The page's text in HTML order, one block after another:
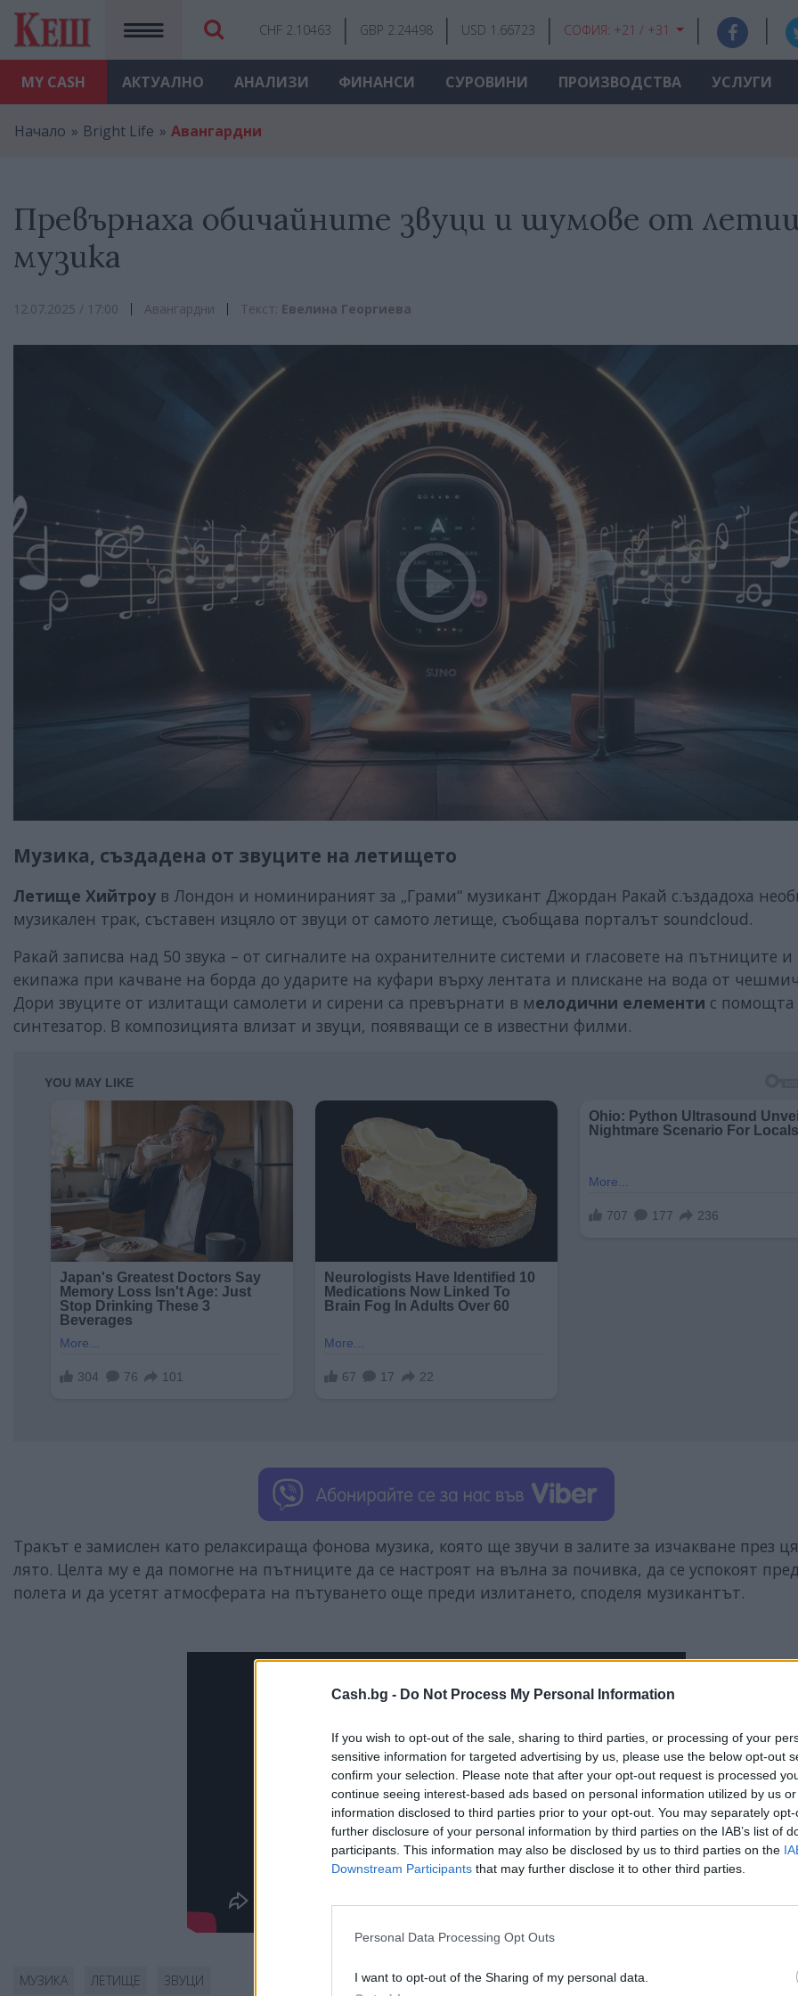
Cash.bg - Do Not Process My Personal Information
If you wish to opt-out of the sale, sharing to third parties, or processing of your
sensitive information for targeted advertising by us, please use the below opt-out
confirm your selection. Please note that after your opt-out request is processed
continue seeing interest-based ads based on personal information utilized by us
information disclosed to third parties prior to your opt-out. You may separately
further disclosure of your personal information by third parties on the IAB’s list of
participants. This information may also be disclosed by us to third parties on the
Downstream Participants that may further disclose it to other third parties.
Personal Data Processing Opt Outs
I want to opt-out of the Sharing of my personal data.
MY CASH
CHF 2.10463 GBP 2.24498 USD 1.66723 СОФИЯ: +21 / +31
АКТУАЛНО АНАЛИЗИ ФИНАНСИ СУРОВИНИ ПРОИЗВОДСТВА УСЛУГИ
Начало Bright Life Авангардни
Превърнаха обичайните звуци и шумове от
музика
12.07.2025 / 17:00 Авангардни Текст: Евелина Георгиева
Музика, създадена от звуците на летището
Летище Хийтроу в Лондон и номинираният за „Грами“ музикант Джордан Ракай с.ъздадоха
музикален трак, съставен изцяло от звуци от самото летище, съобщава порталът soundcloud.
Ракай записва над 50 звука – от сигналите на охранителните системи и гласовете на пътниците и
екипажа при качване на борда до ударите на куфари върху лентата и плискане на вода от
Дори звуците от излитащи самолети и сирени са превърнати в мелодични елементи с помощта
синтезатор. В композицията влизат и звуци, появяващи се в известни филми.
Тракът е замислен като релаксираща фонова музика, която ще звучи в залите за изчакване през
лято. Целта му е да помогне на пътниците да се настроят на вълна за почивка, да се успокоят
полета и да усетят атмосферата на пътуването още преди излитането, споделя музикантът.
МУЗИКА ЛЕТИЩЕ ЗВУЦИ